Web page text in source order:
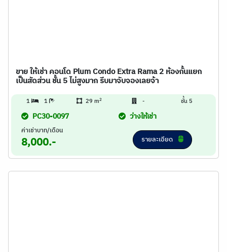
ขาย ให้เช่า คอนโด Plum Condo Extra Rama 2 ห้องกั้นแยก
เป็นสัดส่วน ชั้น 5 ไม่สูงมาก รีบมาจับจองเลยจ้า
1 1 29 m2 - ชั้น 5
PC30-0097 ว่างให้เช่า
ค่าเช่าบาท/เดือน
8,000.- รายละเอียด